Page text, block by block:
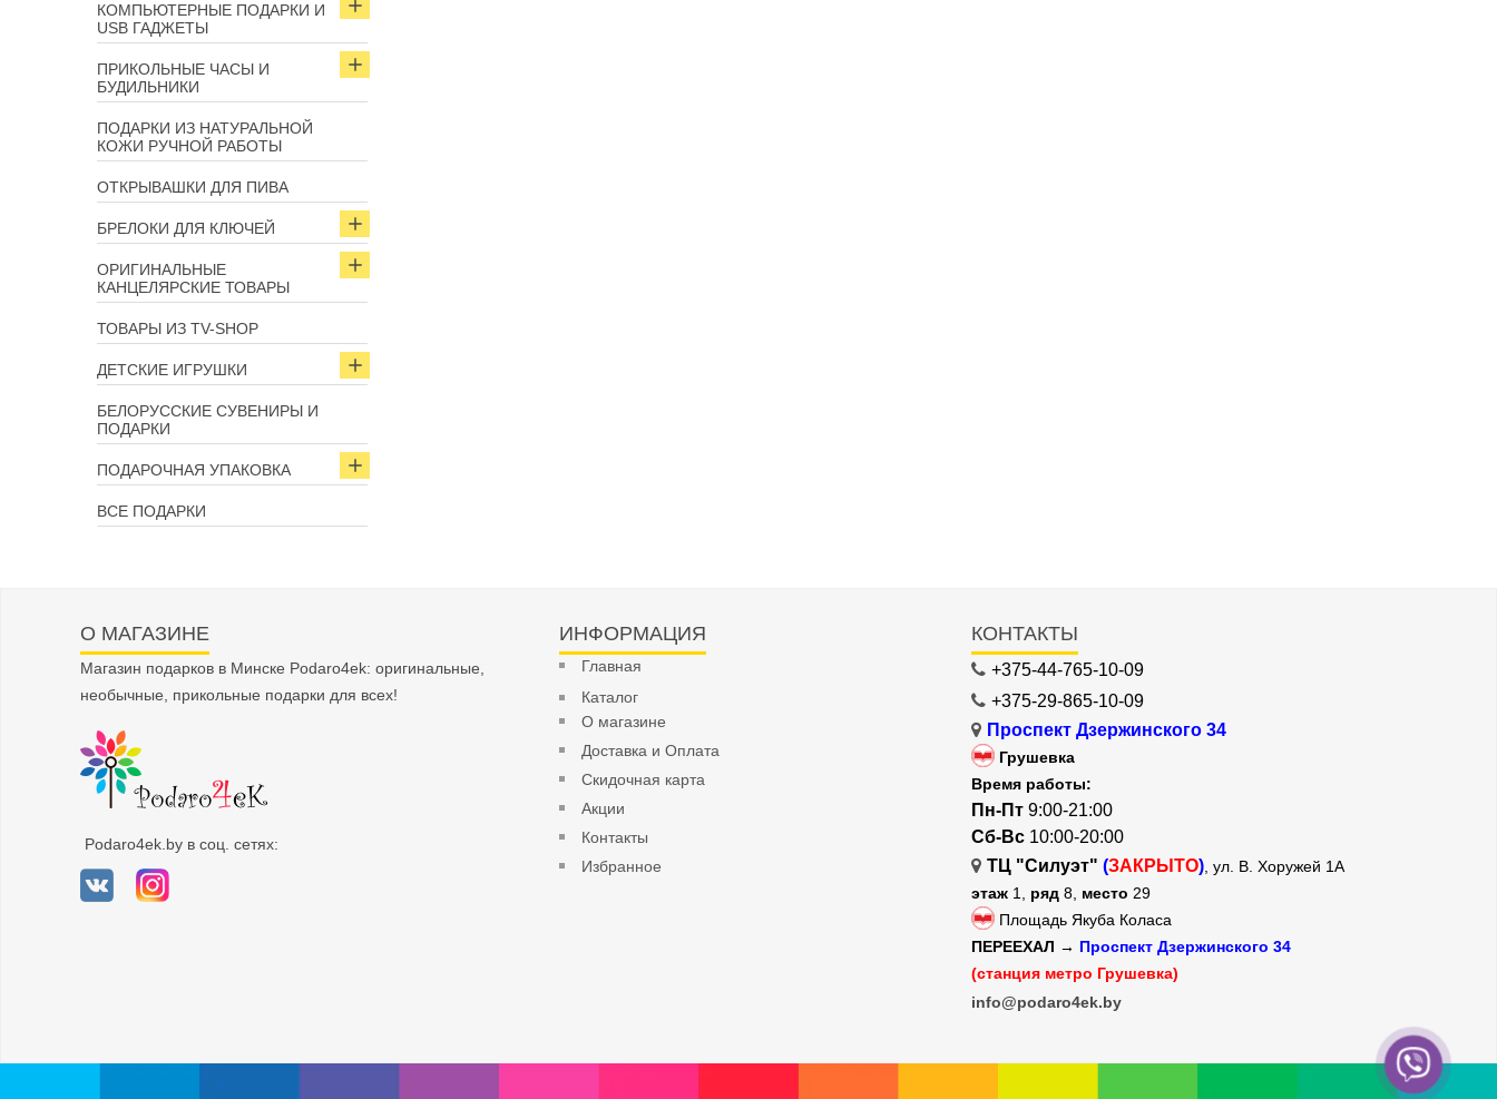
КОМПЬЮТЕРНЫЕ ПОДАРКИ И
USB ГАДЖЕТЫ
ПРИКОЛЬНЫЕ ЧАСЫ И
БУДИЛЬНИКИ
ПОДАРКИ ИЗ НАТУРАЛЬНОЙ
КОЖИ РУЧНОЙ РАБОТЫ
ОТКРЫВАШКИ ДЛЯ ПИВА
БРЕЛОКИ ДЛЯ КЛЮЧЕЙ
ОРИГИНАЛЬНЫЕ
КАНЦЕЛЯРСКИЕ ТОВАРЫ
ТОВАРЫ ИЗ TV-SHOP
ДЕТСКИЕ ИГРУШКИ
БЕЛОРУССКИЕ СУВЕНИРЫ И
ПОДАРКИ
ПОДАРОЧНАЯ УПАКОВКА
ВСЕ ПОДАРКИ
О МАГАЗИНЕ
Магазин подарков в Минске Podaro4ek: оригинальные,
необычные, прикольные подарки для всех!
Podaro4ek.by в соц. сетях:
ИНФОРМАЦИЯ
Главная
Каталог
О магазине
Доставка и Оплата
Скидочная карта
Акции
Контакты
Избранное
КОНТАКТЫ
+375-44-765-10-09
+375-29-865-10-09
Проспект Дзержинского 34
Грушевка
Время работы:
Пн-Пт 9:00-21:00
Сб-Вс 10:00-20:00
ТЦ "Силуэт" (ЗАКРЫТО) , ул. В. Хоружей 1А
этаж 1, ряд 8, место 29
Площадь Якуба Коласа
ПЕРЕЕХАЛ → Проспект Дзержинского 34
(станция метро Грушевка)
info@podaro4ek.by